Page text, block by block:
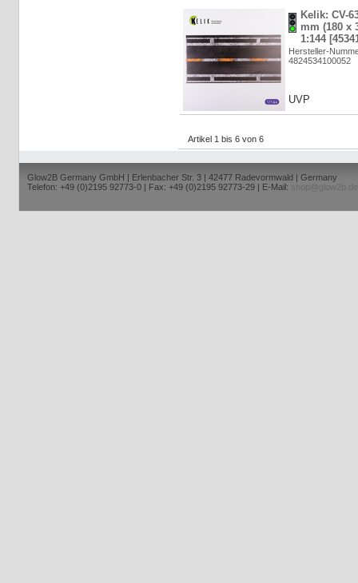
Kelik: CV-
mm (180 x
1:144
Hersteller-
4824534100052
UVP
Artikel 1 bis 6 von 6
Glow2B Germany GmbH | Erlenbacher Str. 3 | 42477 Radevormwald | Germany
Telefon: +49 (0)2195 92773-0 | Fax: +49 (0)2195 92773-29 | E-Mail:
shop@glow2b.de